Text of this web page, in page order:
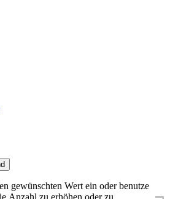
gewünschten Wert ein oder benutze
Anzahl zu erhöhen oder zu